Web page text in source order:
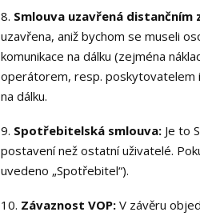
8. Smlouva uzavřená distančním
uzavřena, aniž bychom se museli
komunikace na dálku (zejména
operátorem, resp. poskytovatelem
na dálku.
9. Spotřebitelská smlouva: Je to
postavení než ostatní uživatelé.
uvedeno „Spotřebitel“).
10. Závaznost VOP: V závěru